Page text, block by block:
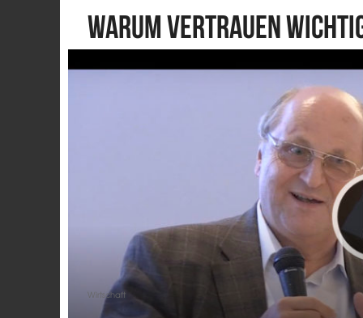
Warum Vertrauen
Wirtschaft